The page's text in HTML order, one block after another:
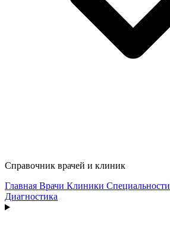
Справочник врачей и клиник
Главная Врачи Клиники Специальности
Диагностика